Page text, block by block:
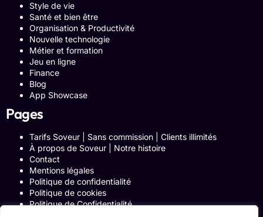
Style de vie
Santé et bien être
Organisation & Productivité
Nouvelle technologie
Métier et formation
Jeu en ligne
Finance
Blog
App Showcase
Pages
Tarifs Soveur | Sans commission | Clients illimités
À propos de Soveur | Notre histoire
Contact
Mentions légales
Politique de confidentialité
Politique de cookies
Politique de Confidentialité